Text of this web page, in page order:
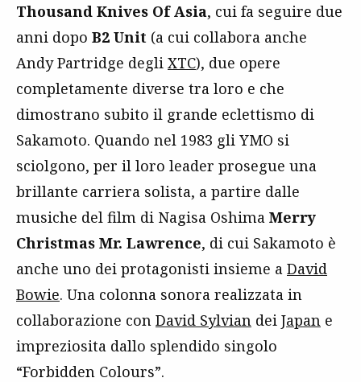
Thousand Knives Of Asia, cui fa seguire due
anni dopo B2 Unit (a cui collabora anche
Andy Partridge degli XTC), due opere
completamente diverse tra loro e che
dimostrano subito il grande eclettismo di
Sakamoto. Quando nel 1983 gli YMO si
sciolgono, per il loro leader prosegue una
brillante carriera solista, a partire dalle
musiche del film di Nagisa Oshima Merry
Christmas Mr. Lawrence, di cui Sakamoto è
anche uno dei protagonisti insieme a David
Bowie. Una colonna sonora realizzata in
collaborazione con David Sylvian dei Japan e
impreziosita dallo splendido singolo
“Forbidden Colours”.